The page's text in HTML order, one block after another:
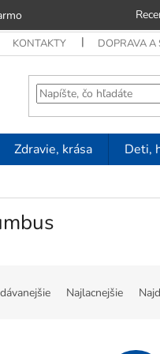
KONTAKTY DOPRAVA A
Zdravie, krása Deti,
Najlacnejšie